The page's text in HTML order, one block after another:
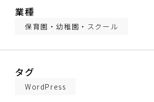
業種
保育園・幼稚園・スクール
タグ
WordPress